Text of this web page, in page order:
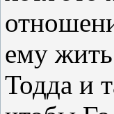
ему
Тодда и